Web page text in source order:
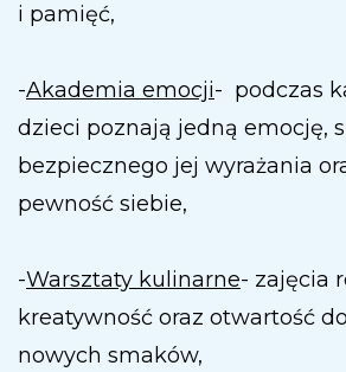
i pamięć,
-Akademia emocji- podczas
dzieci poznają jedną emocję,
bezpiecznego jej wyrażania
pewność siebie,
-Warsztaty kulinarne- zajęcia
kreatywność oraz otwartość
nowych smaków,